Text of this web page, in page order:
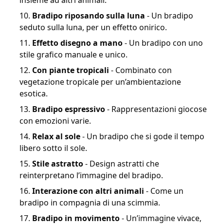
Bradipo riposando sulla luna - Un bradipo
seduto sulla luna, per un effetto onirico.
Effetto disegno a mano- Un bradipo con uno
stile grafico manuale e unico.
Con piante tropicali - Combinato con
vegetazione tropicale per un’ambientazione
esotica.
Bradipo espressivo- Rappresentazioni giocose
con emozioni varie.
Relax al sole- Un bradipo che si gode il tempo
libero sotto il sole.
Stile astratto- Design astratti che
reinterpretano l’immagine del bradipo.
Interazione con altri animali - Come un
bradipo in compagnia di una scimmia.
Bradipo in movimento- Un’immagine vivace,